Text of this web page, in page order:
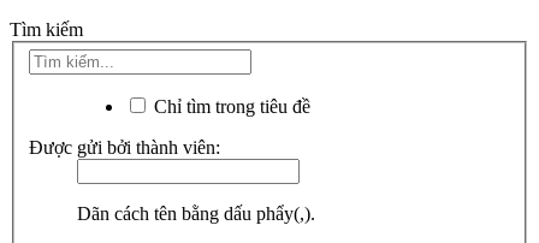
Tìm kiếm
Chỉ tìm trong tiêu đề
Được gửi bởi thành viên:
Dãn cách tên bằng dấu phẩy(,).